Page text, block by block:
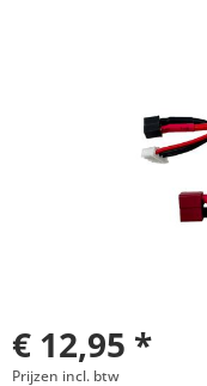
€ 12,95 *
Prijzen incl. btw